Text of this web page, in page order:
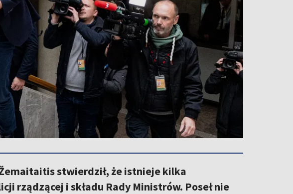
stwierdził, że istnieje kilka
rządzącej i składu Rady Ministrów. Poseł nie